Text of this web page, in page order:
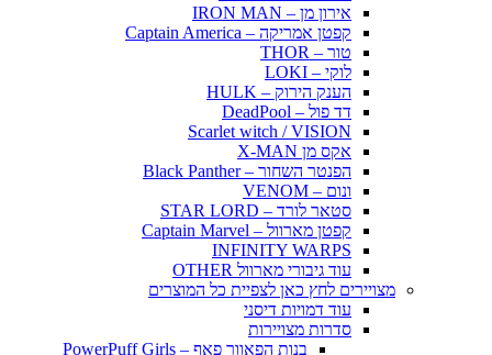
אירון מן – IRON MAN
קפטן אמריקה – Captain America
טור – THOR
לוקי – LOKI
הענק הירוק – HULK
דד פול – DeadPool
Scarlet witch / VISION
אקס מן X-MAN
הפנטר השחור – Black Panther
ונום – VENOM
סטאר לורד – STAR LORD
קפטן מארוול – Captain Marvel
INFINITY WARPS
עוד גיבורי מארוול OTHER
מצויירים לחץ כאן לצפיית כל המוצרים
עוד דמויות דיסני
סדרות מצויירות
בנות הפאוור פאף – PowerPuff Girls